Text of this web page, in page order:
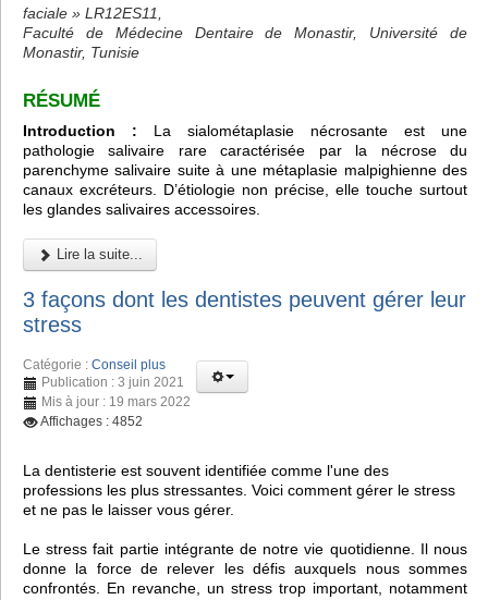
faciale » LR12ES11,
Faculté de Médecine Dentaire de Monastir, Université de
Monastir, Tunisie
RÉSUMÉ
Introduction : La sialométaplasie nécrosante est une
pathologie salivaire rare caractérisée par la nécrose du
parenchyme salivaire suite à une métaplasie malpighienne des
canaux excréteurs. D’étiologie non précise, elle touche surtout
les glandes salivaires accessoires.
Lire la suite...
3 façons dont les dentistes peuvent gérer leur
stress
Catégorie : Conseil plus
Publication : 3 juin 2021
Mis à jour : 19 mars 2022
Affichages : 4852
La dentisterie est souvent identifiée comme l'une des
professions les plus stressantes. Voici comment gérer le stress
et ne pas le laisser vous gérer.
Le stress fait partie intégrante de notre vie quotidienne. Il nous
donne la force de relever les défis auxquels nous sommes
confrontés. En revanche, un stress trop important, notamment